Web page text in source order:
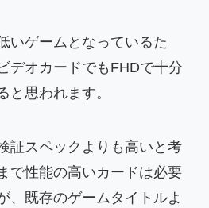
いゲームとなっているた
デオカードでもFHDで十分
と思われます。
証スペックよりも高いと考
で性能の高いカードは必要
、既存のゲームタイトルよ